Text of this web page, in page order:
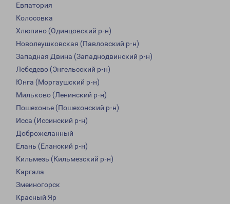
Евпатория
Колосовка
Хлюпино (Одинцовский р-н)
Новолеушковская (Павловский р-н)
Западная Двина (Западнодвинский р-н)
Лебедево (Энгельсский р-н)
Юнга (Моргаушский р-н)
Мильково (Ленинский р-н)
Пошехонье (Пошехонский р-н)
Исса (Иссинский р-н)
Доброжеланный
Елань (Еланский р-н)
Кильмезь (Кильмезский р-н)
Каргала
Змеиногорск
Красный Яр